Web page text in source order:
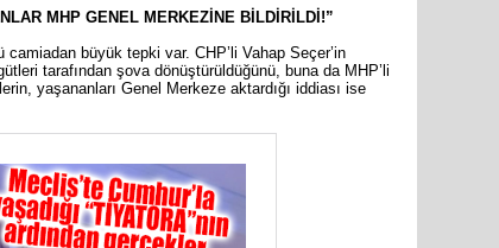
MHP GENEL MERKEZİNE BİLDİRİLDİ!”
büyük tepki var. CHP’li Vahap Seçer’in
tarafından şova dönüştürüldüğünü, buna da MHP’li
yaşananları Genel Merkeze aktardığı iddiası ise